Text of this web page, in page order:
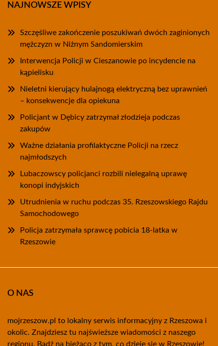
NAJNOWSZE WPISY
Szczęśliwe zakończenie poszukiwań dwóch zaginionych
mężczyzn w Niżnym Sandomierskim
Interwencja Policji w Cieszanowie po incydencie na
kąpielisku
Nieletni kierujący hulajnogą elektryczną bez uprawnień
– konsekwencje dla opiekuna
Policjant w Dębicy zatrzymał złodzieja podczas
zakupów
Ważne działania profilaktyczne Policji na rzecz
najmłodszych
Lubaczowscy policjanci rozbili nielegalną uprawę
konopi indyjskich
Utrudnienia w ruchu podczas 35. Rzeszowskiego Rajdu
Samochodowego
Policja zatrzymała sprawcę pobicia 18-latka w
Rzeszowie
O NAS
mojrzeszow.pl to lokalny serwis informacyjny z Rzeszowa i
okolic. Znajdziesz tu najświeższe wiadomości z naszego
regionu. Bądź na bieżąco z tym, co dzieje się w Rzeszowie!